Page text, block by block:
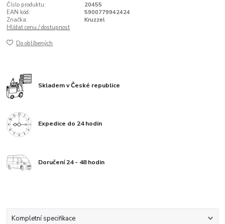
Číslo produktu:
20455
EAN kód:
5900779942424
Značka:
Kruzzel
Hlídat cenu / dostupnost
Do oblíbených
Skladem v České republice
Expedice do 24 hodin
Doručení 24 - 48 hodin
Kompletní specifikace